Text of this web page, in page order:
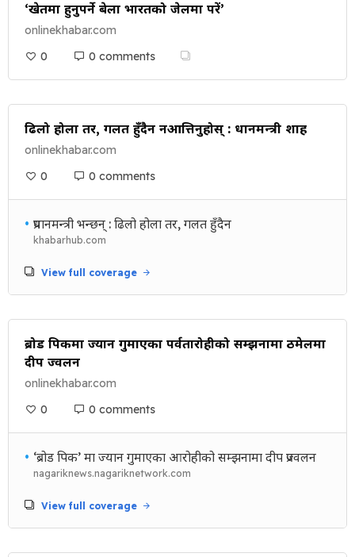
‘खेतमा हुनुपर्ने बेला भारतको जेलमा परें’
onlinekhabar.com
0
0 comments
ढिलो होला तर, गलत हुँदैन नआत्तिनुहोस् : प्रधानमन्त्री शाह
onlinekhabar.com
0
0 comments
• प्रधानमन्त्री भन्छन् : ढिलो होला तर, गलत हुँदैन
khabarhub.com
View full coverage
ब्रोड पिकमा ज्यान गुमाएका पर्वतारोहीको सम्झनामा ठमेलमा
दीप प्रज्वलन
onlinekhabar.com
0
0 comments
• ‘ब्रोड पिक’ मा ज्यान गुमाएका आरोहीको सम्झनामा दीप प्रज्वलन
nagariknews.nagariknetwork.com
View full coverage